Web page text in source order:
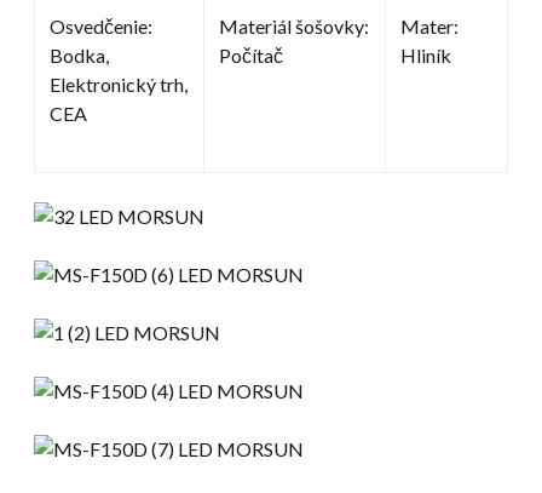
Osvedčenie:
Bodka,
Elektronický trh,
CEA
Materiál šošovky:
Počítač
Mater:
Hliník